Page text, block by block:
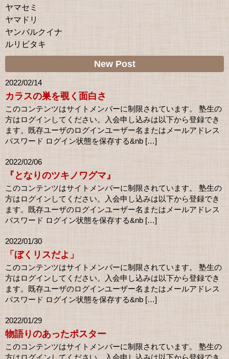
ヤマセミ
ヤマドリ
ヤンバルクイナ
ルリビタキ
New Post
2022/02/14
カラスの巣を覗く面白さ
このコンテンツはサイトメンバーに制限されています。 塾生の
方はログインしてください。入会申し込みは以下から登録でき
ます。既存ユーザのログインユーザー名またはメールアドレス
パスワード ログイン状態を保存する&nb […]
2022/02/06
『となりのツキノワグマ』
このコンテンツはサイトメンバーに制限されています。 塾生の
方はログインしてください。入会申し込みは以下から登録でき
ます。既存ユーザのログインユーザー名またはメールアドレス
パスワード ログイン状態を保存する&nb […]
2022/01/30
「ぼくリスだよ」
このコンテンツはサイトメンバーに制限されています。 塾生の
方はログインしてください。入会申し込みは以下から登録でき
ます。既存ユーザのログインユーザー名またはメールアドレス
パスワード ログイン状態を保存する&nb […]
2022/01/29
物語りのあったポスター
このコンテンツはサイトメンバーに制限されています。 塾生の
方はログインしてください。入会申し込みは以下から登録でき